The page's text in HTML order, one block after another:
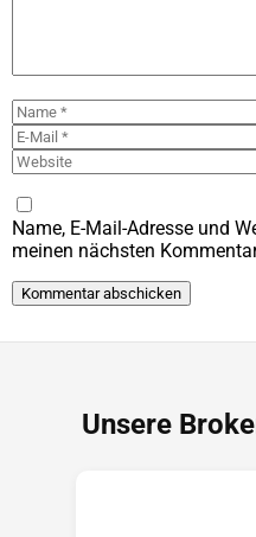
Name
Name, E-Mail-Adresse und
meinen nächsten
Unsere